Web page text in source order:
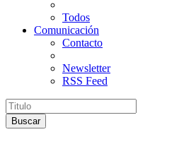
Todos
Comunicación
Contacto
Newsletter
RSS Feed
Buscar